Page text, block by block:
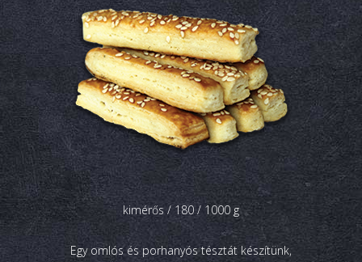
kimérős / 180 / 1000 g
Egy omlós és porhanyós tésztát készítünk,